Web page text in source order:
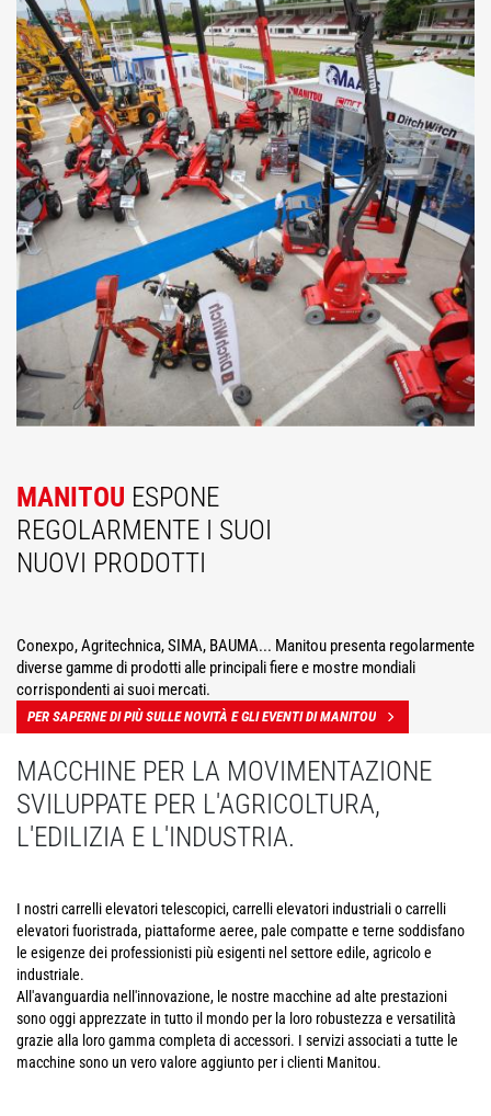
MANITOU ESPONE
REGOLARMENTE I SUOI
NUOVI PRODOTTI
Conexpo, Agritechnica, SIMA, BAUMA... Manitou presenta regolarmente
diverse gamme di prodotti alle principali fiere e mostre mondiali
corrispondenti ai suoi mercati.
PER SAPERNE DI PIÙ SULLE NOVITÀ E GLI EVENTI DI MANITOU
MACCHINE PER LA MOVIMENTAZIONE
SVILUPPATE PER L'AGRICOLTURA,
L'EDILIZIA E L'INDUSTRIA.
I nostri carrelli elevatori telescopici, carrelli elevatori industriali o carrelli
elevatori fuoristrada, piattaforme aeree, pale compatte e terne soddisfano
le esigenze dei professionisti più esigenti nel settore edile, agricolo e
industriale.
All'avanguardia nell'innovazione, le nostre macchine ad alte prestazioni
sono oggi apprezzate in tutto il mondo per la loro robustezza e versatilità
grazie alla loro gamma completa di accessori. I servizi associati a tutte le
macchine sono un vero valore aggiunto per i clienti Manitou.